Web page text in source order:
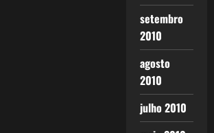
setembro
2010
agosto
2010
julho 2010